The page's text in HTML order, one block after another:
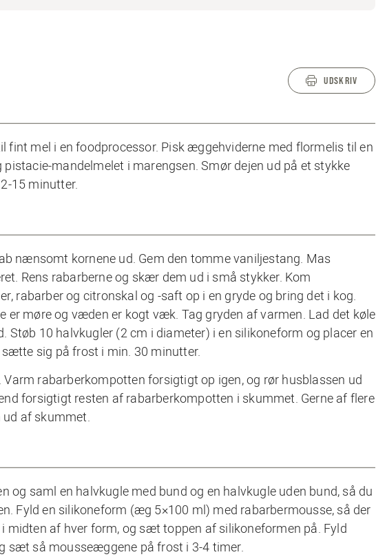
UDSKRIV
fint mel i en foodprocessor. Pisk æggehviderne med flormelis til en
mandelmelet i marengsen. Smør dejen ud på et stykke
15 minutter.
nænsomt kornene ud. Gem den tomme vaniljestang. Mas
Rens rabarberne og skær dem ud i små stykker. Kom
rabarber og citronskal og -saft op i en gryde og bring det i kog.
er møre og væden er kogt væk. Tag gryden af varmen. Lad det køle
Støb 10 halvkugler (2 cm i diameter) i en silikoneform og placer en
sig på frost i min. 30 minutter.
rabarberkompotten forsigtigt op igen, og rør husblassen ud
forsigtigt resten af rabarberkompotten i skummet. Gerne af flere
af skummet.
og saml en halvkugle med bund og en halvkugle uden bund, så du
Fyld en silikoneform (æg 5×100 ml) med rabarbermousse, så der
midten af hver form, og sæt toppen af silikoneformen på. Fyld
sæt så mousseæggene på frost i 3-4 timer.